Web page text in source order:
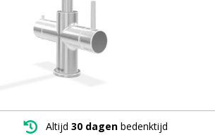
 Altijd 30 dagenbedenktijd